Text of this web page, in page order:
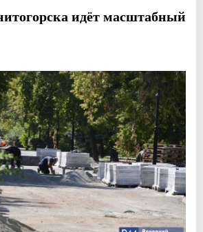
идёт масштабный